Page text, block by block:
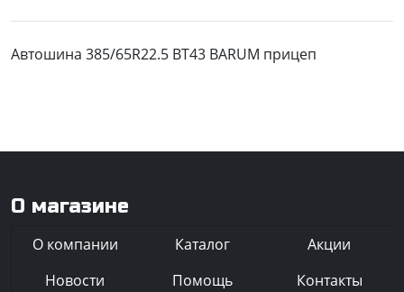
Автошина 385/65R22.5 BT43 BARUM прицеп
О магазине
О компании Каталог
Акции
Новости
Помощь Контакты